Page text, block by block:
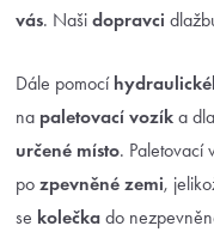
vás. Naši dopravci
Dále pomocí
na paletovací vozík a
určené místo. Paletovací
po zpevněné zemi,
se kolečka do